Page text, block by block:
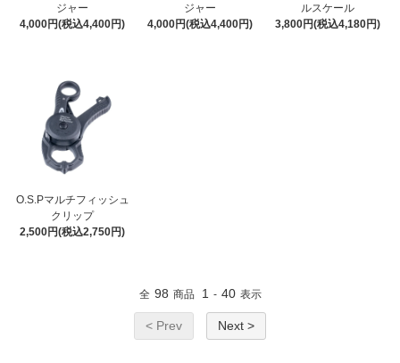
ジャー
4,000円(税込4,400円)
ジャー
4,000円(税込4,400円)
ルスケール
3,800円(税込4,180円)
O.S.Pマルチフィッシュ
クリップ
2,500円(税込2,750円)
全 98 商品 1 - 40 表示
< Prev Next >